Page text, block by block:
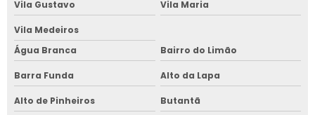
Vila Gustavo Vila Maria
Vila Medeiros
Água Branca
Bairro do Limão
Barra Funda Alto da Lapa
Alto de Pinheiros Butantã